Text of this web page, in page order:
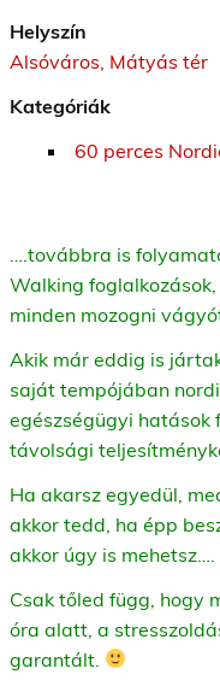
Helyszín
Alsóváros, Mátyás tér
Kategóriák
60 perces
….továbbra is
Walking
minden mozogni
Akik már eddig is
saját tempójában
egészségügyi hatások
távolsági
Ha akarsz egyedül,
akkor tedd, ha épp
akkor úgy is mehetsz….
Csak tőled függ, hogy
óra alatt, a
garantált.